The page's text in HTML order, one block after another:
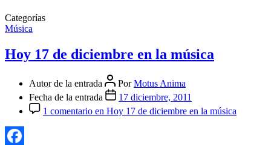
Categorías
Música
Hoy 17 de diciembre en la música
Autor de la entrada PorMotus Anima
Fecha de la entrada
17 diciembre, 2011
1 comentario en Hoy 17 de diciembre en la música